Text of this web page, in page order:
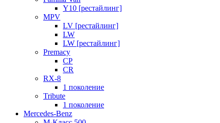
Y10 [рестайлинг]
MPV
LV [рестайлинг]
LW
LW [рестайлинг]
Premacy
CP
CR
RX-8
1 поколение
Tribute
1 поколение
Mercedes-Benz